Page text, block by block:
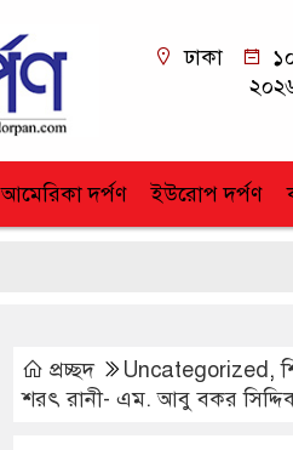
ঢাকা
আমেরিকা দর্পণ ইউরোপ দর্পণ
প্রচ্ছদ Uncategorized,
শরৎ রানী- এম. আবু বকর